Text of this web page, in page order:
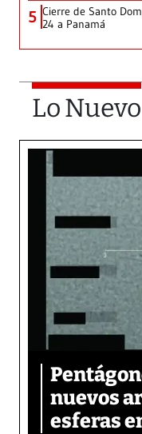
5 Cierre de Santo
24 a Panamá
Lo Nuevo
nuevos
esferas